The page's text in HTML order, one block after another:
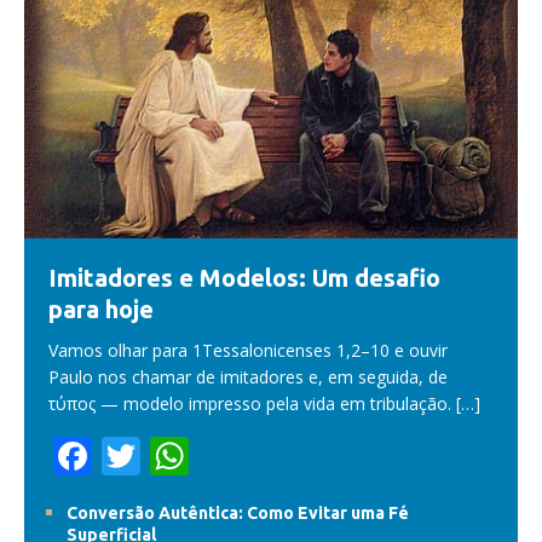
Imitadores e Modelos: Um desafio
para hoje
Vamos olhar para 1Tessalonicenses 1,2–10 e ouvir
Paulo nos chamar de imitadores e, em seguida, de
τύπος — modelo impresso pela vida em tribulação. […]
F T
w h
Conversão Autêntica: Como Evitar uma Fé
Superficial